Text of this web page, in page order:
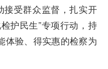
接受群众监督，扎实开
护民生”专项行动，持
体验、得实惠的检察为